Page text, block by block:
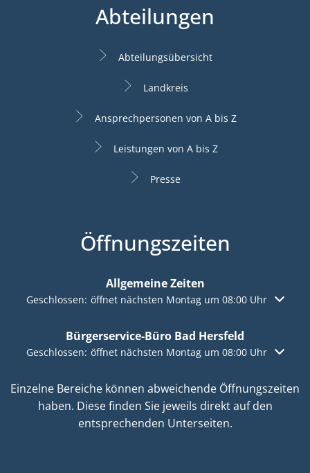
Abteilungen
Abteilungsübersicht
Landkreis
Ansprechpersonen von A bis Z
Leistungen von A bis Z
Presse
Öffnungszeiten
Allgemeine Zeiten
Klicken, um weitere Öffnungs- oder Schließzeiten
Geschlossen: öffnet nächsten Montag um 08:00 Uhr
Bürgerservice-Büro Bad Hersfeld
Klicken, um weitere Öffnungs- oder Schließzeiten
Geschlossen: öffnet nächsten Montag um 08:00 Uhr
Einzelne Bereiche können abweichende Öffnungszeiten
haben. Diese finden Sie jeweils direkt auf den
entsprechenden Unterseiten.